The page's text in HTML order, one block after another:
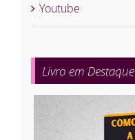
Youtube
Livro em Destaque